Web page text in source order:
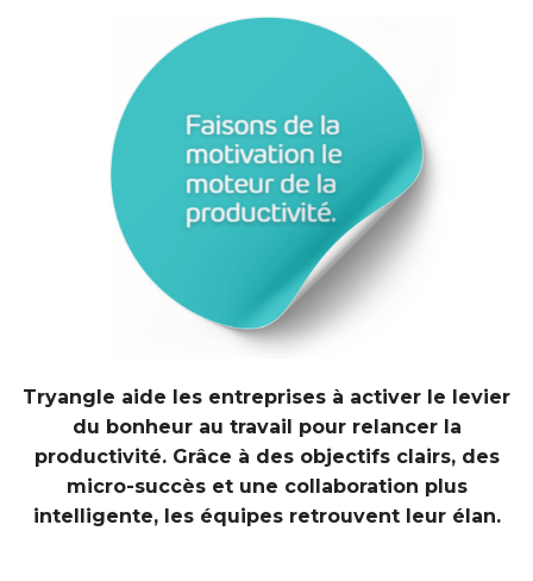
Tryangle aide les entreprises à activer le levier
du bonheur au travail pour relancer la
productivité. Grâce à des objectifs clairs, des
micro-succès et une collaboration plus
intelligente, les équipes retrouvent leur élan.